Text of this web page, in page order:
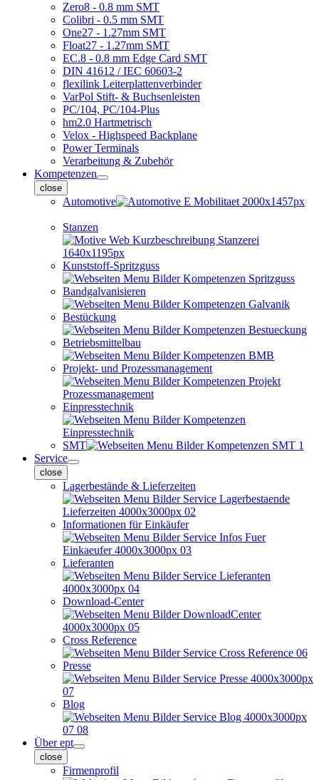
Zero8 - 0.8 mm SMT
Colibri - 0.5 mm SMT
One27 - 1.27mm SMT
Float27 - 1.27mm SMT
EC.8 - 0.8 mm Edge Card SMT
DIN 41612 / IEC 60603-2
flexilink Leiterplattenverbinder
VarPol Stift- & Buchsenleisten
PC/104, PC/104-Plus
hm2.0 Hartmetrisch
Velox - Highspeed Backplane
Power Terminals
Verarbeitung & Zubehör
Kompetenzen
close
Automotive
Stanzen
Kunststoff-Spritzguss
Bandgalvanisieren
Bestückung
Betriebsmittelbau
Projekt- und Prozessmanagement
Einpresstechnik
SMT
Service
close
Lagerbestände & Lieferzeiten
Informationen für Einkäufer
Lieferanten
Download-Center
Cross Reference
Presse
Blog
Über ept
close
Firmenprofil